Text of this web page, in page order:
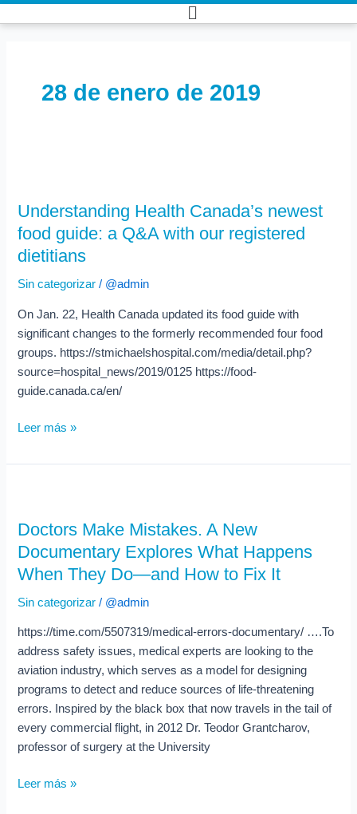
al
Main
Menu
28 de enero de 2019
Understanding Health Canada’s newest
food guide: a Q&A with our registered
dietitians
Sin categorizar / @admin
On Jan. 22, Health Canada updated its food guide with
significant changes to the formerly recommended four food
groups. https://stmichaelshospital.com/media/detail.php?
source=hospital_news/2019/0125 https://food-
guide.canada.ca/en/
Canada’s
newest
food
a
Q&A
with
registered
dietitians
Leer más »
Doctors Make Mistakes. A New
Documentary Explores What Happens
When They Do—and How to Fix It
Sin categorizar / @admin
https://time.com/5507319/medical-errors-documentary/ ….To
address safety issues, medical experts are looking to the
aviation industry, which serves as a model for designing
programs to detect and reduce sources of life-threatening
errors. Inspired by the black box that now travels in the tail of
every commercial flight, in 2012 Dr. Teodor Grantcharov,
professor of surgery at the University
Mistakes.
A
New
Explores
What
Happens
When
and
toLeer más »